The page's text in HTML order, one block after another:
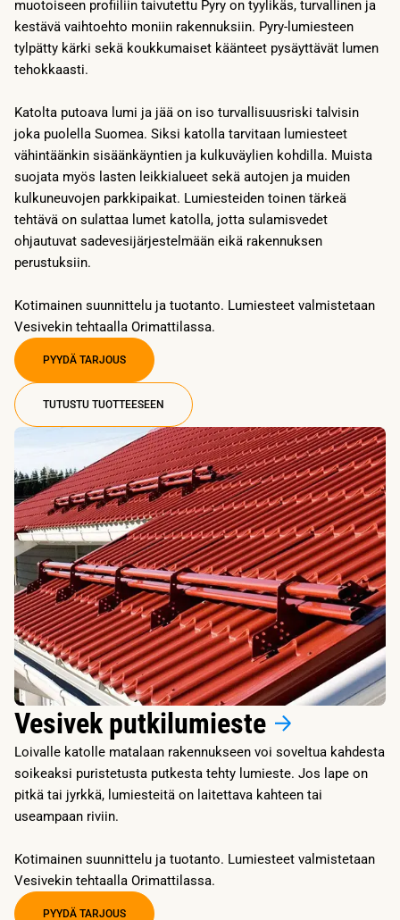
muotoiseen profiiliin taivutettu Pyry on tyylikäs, turvallinen ja
kestävä vaihtoehto moniin rakennuksiin. Pyry-lumiesteen
tylpätty kärki sekä koukkumaiset käänteet pysäyttävät lumen
tehokkaasti.
Katolta putoava lumi ja jää on iso turvallisuusriski talvisin
joka puolella Suomea. Siksi katolla tarvitaan lumiesteet
vähintäänkin sisäänkäyntien ja kulkuväylien kohdilla. Muista
suojata myös lasten leikkialueet sekä autojen ja muiden
kulkuneuvojen parkkipaikat. Lumiesteiden toinen tärkeä
tehtävä on sulattaa lumet katolla, jotta sulamisvedet
ohjautuvat sadevesijärjestelmään eikä rakennuksen
perustuksiin.
Kotimainen suunnittelu ja tuotanto. Lumiesteet valmistetaan
Vesivekin tehtaalla Orimattilassa.
PYYDÄ TARJOUS
TUTUSTU TUOTTEESEEN
Vesivek putkilumieste
Loivalle katolle matalaan rakennukseen voi soveltua kahdesta
soikeaksi puristetusta putkesta tehty lumieste. Jos lape on
pitkä tai jyrkkä, lumiesteitä on laitettava kahteen tai
useampaan riviin.
Kotimainen suunnittelu ja tuotanto. Lumiesteet valmistetaan
Vesivekin tehtaalla Orimattilassa.
PYYDÄ TARJOUS